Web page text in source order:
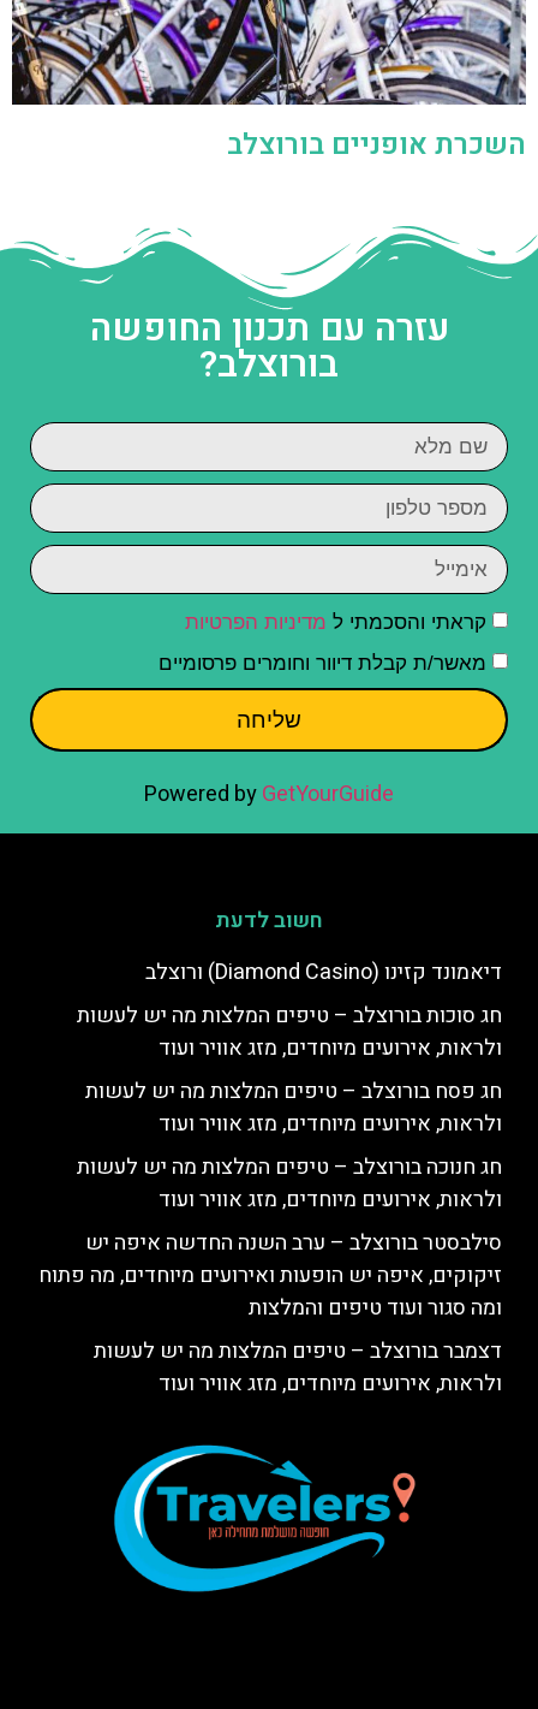
השכרת אופניים בורוצלב
עזרה עם תכנון החופשה
בורוצלב?
קראתי והסכמתי ל מדיניות הפרטיות
מאשר/ת קבלת דיוור וחומרים פרסומיים
שליחה
Powered byGetYourGuide
חשוב לדעת
דיאמונד קזינו (Diamond Casino) ורוצלב
חג סוכות בורוצלב – טיפים המלצות מה יש לעשות
ולראות, אירועים מיוחדים, מזג אוויר ועוד
חג פסח בורוצלב – טיפים המלצות מה יש לעשות
ולראות, אירועים מיוחדים, מזג אוויר ועוד
חג חנוכה בורוצלב – טיפים המלצות מה יש לעשות
ולראות, אירועים מיוחדים, מזג אוויר ועוד
סילבסטר בורוצלב – ערב השנה החדשה איפה יש
זיקוקים, איפה יש הופעות ואירועים מיוחדים, מה פתוח
ומה סגור ועוד טיפים והמלצות
דצמבר בורוצלב – טיפים המלצות מה יש לעשות
ולראות, אירועים מיוחדים, מזג אוויר ועוד